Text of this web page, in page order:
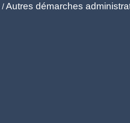
/Autres démarches